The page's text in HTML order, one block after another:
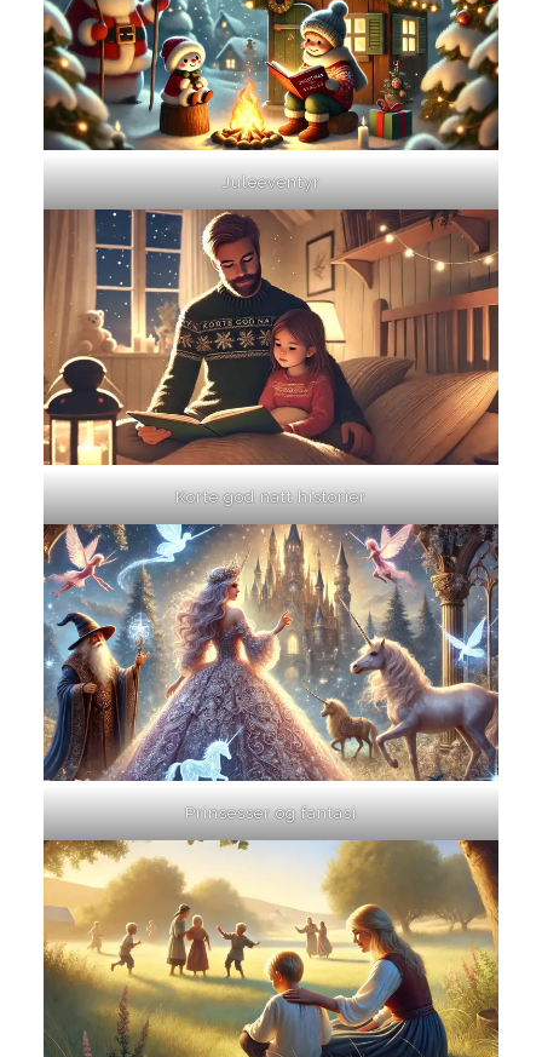
Juleeventyr
Korte god natt historier
Prinsesser og fantasi